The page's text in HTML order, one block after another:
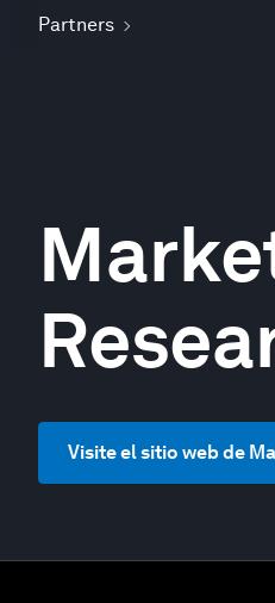
Partners
Visite el sitio web de